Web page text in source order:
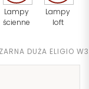
Lampy
ścienne
Lampy
loft
DUŻA ELIGIO W3